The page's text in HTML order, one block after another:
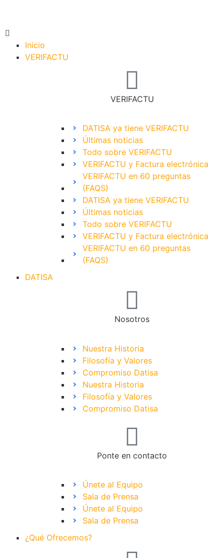
Inicio
VERIFACTU
VERIFACTU
DATISA ya tiene VERIFACTU
Últimas noticias
Todo sobre VERIFACTU
VERIFACTU y Factura electrónica
VERIFACTU en 60 preguntas
(FAQS)
DATISA ya tiene VERIFACTU
Últimas noticias
Todo sobre VERIFACTU
VERIFACTU y Factura electrónica
VERIFACTU en 60 preguntas
(FAQS)
DATISA
Nosotros
Nuestra Historia
Filosofía y Valores
Compromiso Datisa
Nuestra Historia
Filosofía y Valores
Compromiso Datisa
Ponte en contacto
Únete al Equipo
Sala de Prensa
Únete al Equipo
Sala de Prensa
¿Qué Ofrecemos?